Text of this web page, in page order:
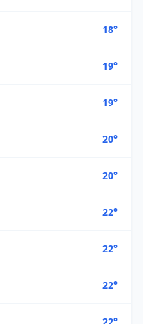
18°
19°
19°
20°
20°
22°
22°
22°